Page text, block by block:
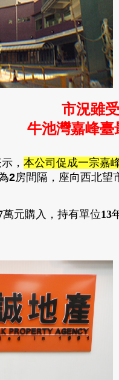
市況雖
牛池灣嘉峰臺
， 本公司促成一宗嘉
2房間隔 ， 座向西北望
萬元購入 ， 持有單位13